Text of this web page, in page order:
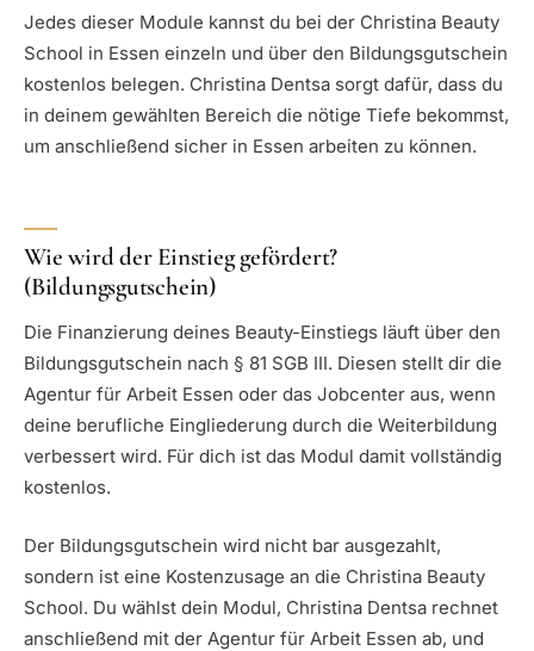
Jedes dieser Module kannst du bei der Christina Beauty
School in Essen einzeln und über den Bildungsgutschein
kostenlos belegen. Christina Dentsa sorgt dafür, dass du
in deinem gewählten Bereich die nötige Tiefe bekommst,
um anschließend sicher in Essen arbeiten zu können.
Wie wird der Einstieg gefördert?
(Bildungsgutschein)
Die Finanzierung deines Beauty-Einstiegs läuft über den
Bildungsgutschein nach § 81 SGB III. Diesen stellt dir die
Agentur für Arbeit Essen oder das Jobcenter aus, wenn
deine berufliche Eingliederung durch die Weiterbildung
verbessert wird. Für dich ist das Modul damit vollständig
kostenlos.
Der Bildungsgutschein wird nicht bar ausgezahlt,
sondern ist eine Kostenzusage an die Christina Beauty
School. Du wählst dein Modul, Christina Dentsa rechnet
anschließend mit der Agentur für Arbeit Essen ab, und